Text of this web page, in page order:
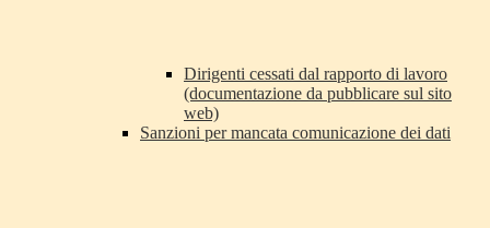
Dirigenti cessati dal rapporto di lavoro
(documentazione da pubblicare sul sito
web)
Sanzioni per mancata comunicazione dei dati